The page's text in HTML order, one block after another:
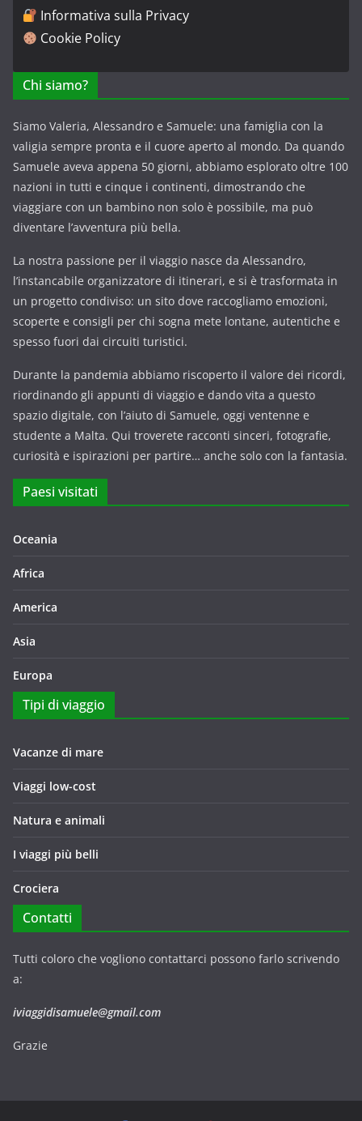
Informativa sulla Privacy
Cookie Policy
Chi siamo?
Siamo Valeria, Alessandro e Samuele: una famiglia con la
valigia sempre pronta e il cuore aperto al mondo. Da quando
Samuele aveva appena 50 giorni, abbiamo esplorato oltre 100
nazioni in tutti e cinque i continenti, dimostrando che
viaggiare con un bambino non solo è possibile, ma può
diventare l’avventura più bella.
La nostra passione per il viaggio nasce da Alessandro,
l’instancabile organizzatore di itinerari, e si è trasformata in
un progetto condiviso: un sito dove raccogliamo emozioni,
scoperte e consigli per chi sogna mete lontane, autentiche e
spesso fuori dai circuiti turistici.
Durante la pandemia abbiamo riscoperto il valore dei ricordi,
riordinando gli appunti di viaggio e dando vita a questo
spazio digitale, con l’aiuto di Samuele, oggi ventenne e
studente a Malta. Qui troverete racconti sinceri, fotografie,
curiosità e ispirazioni per partire… anche solo con la fantasia.
Paesi visitati
Oceania
Africa
America
Asia
Europa
Tipi di viaggio
Vacanze di mare
Viaggi low-cost
Natura e animali
I viaggi più belli
Crociera
Contatti
Tutti coloro che vogliono contattarci possono farlo scrivendo
a:
iviaggidisamuele@gmail.com
Grazie